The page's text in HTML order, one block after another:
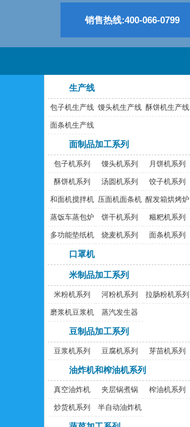
销售热线:400-066-0799
生产线
包子机生产线 馒头机生产线 酥饼机生产线
面条机生产线
面制品加工系列
包子机系列 馒头机系列 月饼机系列
酥饼机系列 汤圆机系列 饺子机系列
和面机搅拌机 压面机面条机 醒发箱烘烤炉
蒸饭车蒸包炉 饼干机系列 糍粑机系列
多功能垫纸机 烧麦机系列 面条机系列
口罩机
米制品加工系列
米粉机系列 河粉机系列 拉肠粉机系列
磨浆机豆浆机 蒸汽发生器
豆制品加工系列
豆浆机系列 豆腐机系列 芽苗机系列
油炸机和榨油机系列
真空油炸机 夹层锅煮锅 榨油机系列
炒货机系列 半自动油炸机